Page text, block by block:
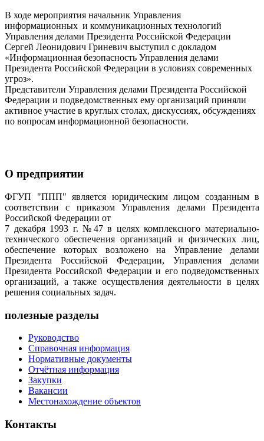
В ходе мероприятия начальник Управления
информационных и коммуникационных технологий
Управления делами Президента Российской Федерации
Сергей Леонидович Гриневич выступил с докладом
«Информационная безопасность Управления делами
Президента Российской Федерации в условиях современных
угроз».
Представители Управления делами Президента Российской
Федерации и подведомственных ему организаций приняли
активное участие в круглых столах, дискуссиях, обсуждениях
по вопросам информационной безопасности.
О предприятии
ФГУП "ППП" является юридическим лицом созданным в
соответствии с приказом Управления делами Президента
Российской Федерации от
7 декабря 1993 г. №47 в целях комплексного материально-
технического обеспечения организаций и физических лиц,
обеспечение которых возложено на Управление делами
Президента Российской Федерации, Управления делами
Президента Российской Федерации и его подведомственных
организаций, а также осуществления деятельности в целях
решения социальных задач.
полезные разделы
Руководство
Справочная информация
Нормативные документы
Отчётная информация
Закупки
Вакансии
Местонахождение объектов
Контакты